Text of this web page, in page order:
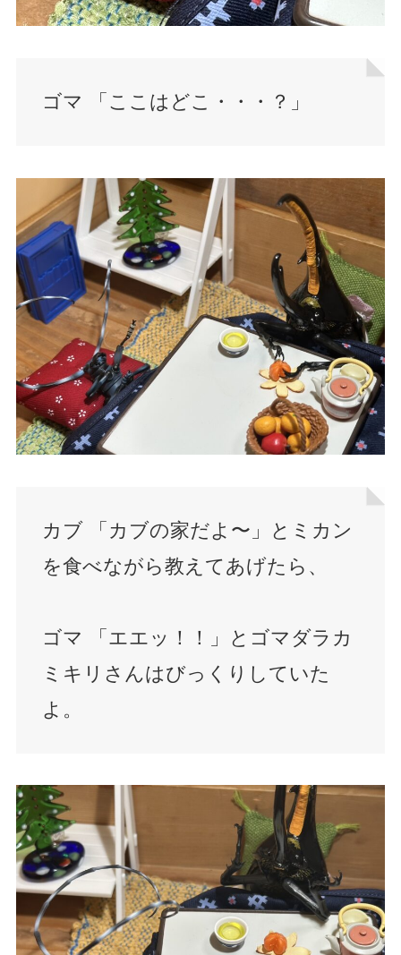
ゴマ 「ここはどこ・・・？」
カブ 「カブの家だよ〜」とミカン
を食べながら教えてあげたら、
ゴマ 「エエッ！！」とゴマダラカ
ミキリさんはびっくりしていた
よ。